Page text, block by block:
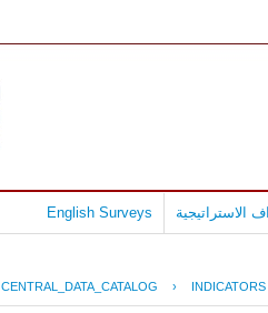
الاستراتيجية English Surveys
CENTRAL_DATA_CATALOG › INDICATORS